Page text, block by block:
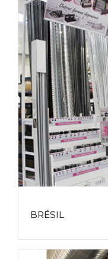
BRÉSIL